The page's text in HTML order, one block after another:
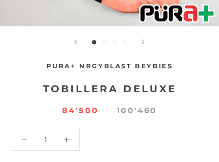
PURA+ NRGYBLAST BEYBIES
TOBILLERA DELUXE
84'500 100'460